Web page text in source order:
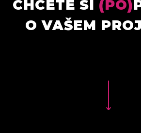
CHCETE SI (PO)
O VAŠEM